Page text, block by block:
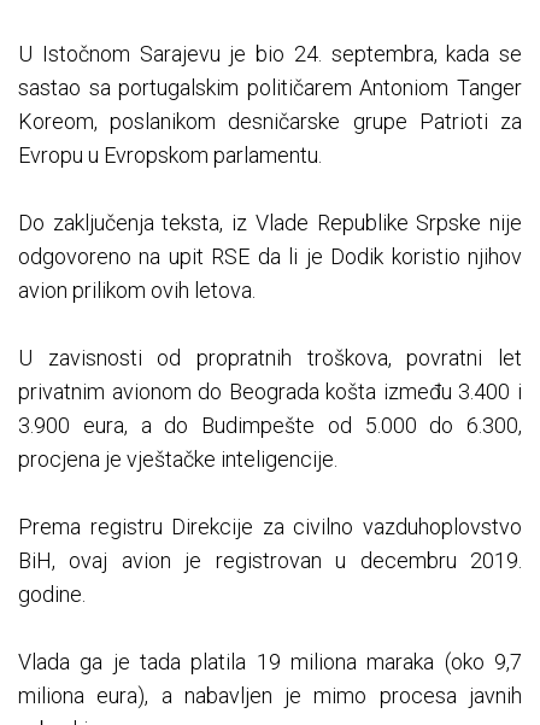
U Istočnom Sarajevu je bio 24. septembra, kada se
sastao sa portugalskim političarem Antoniom Tanger
Koreom, poslanikom desničarske grupe Patrioti za
Evropu u Evropskom parlamentu.
Do zaključenja teksta, iz Vlade Republike Srpske nije
odgovoreno na upit RSE da li je Dodik koristio njihov
avion prilikom ovih letova.
U zavisnosti od propratnih troškova, povratni let
privatnim avionom do Beograda košta između 3.400 i
3.900 eura, a do Budimpešte od 5.000 do 6.300,
procjena je vještačke inteligencije.
Prema registru Direkcije za civilno vazduhoplovstvo
BiH, ovaj avion je registrovan u decembru 2019.
godine.
Vlada ga je tada platila 19 miliona maraka (oko 9,7
miliona eura), a nabavljen je mimo procesa javnih